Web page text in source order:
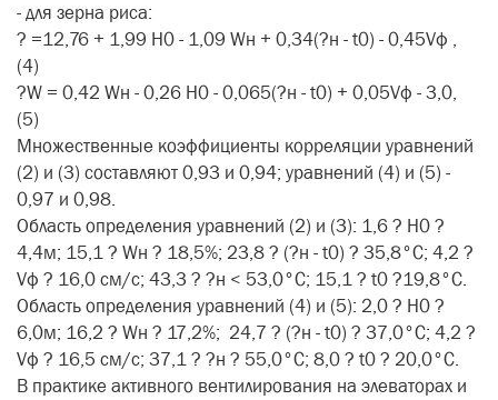
- для зерна риса:
? =12,76 + 1,99 Н0 - 1,09 Wн + 0,34(?н - t0) - 0,45Vф ,
(4)
?W = 0,42 Wн - 0,26 Н0 - 0,065(?н - t0) + 0,05Vф - 3,0,
(5)
Множественные коэффициенты корреляции уравнений
(2) и (3) составляют 0,93 и 0,94; уравнений (4) и (5) -
0,97 и 0,98.
Область определения уравнений (2) и (3): 1,6 ? Н0 ?
4,4м; 15,1 ? Wн ? 18,5%; 23,8 ? (?н - t0) ? 35,8°С; 4,2 ?
Vф ? 16,0 см/с; 43,3 ? ?н < 53,0°С; 15,1 ? t0 ?19,8°С.
Область определения уравнений (4) и (5): 2,0 ? Н0 ?
6,0м; 16,2 ? Wн ? 17,2%; 24,7 ? (?н - t0) ? 37,0°С; 4,2 ?
Vф ? 16,5 см/с; 37,1 ? ?н ? 55,0°С; 8,0 ? t0 ? 20,0°С.
В практике активного вентилирования на элеваторах и